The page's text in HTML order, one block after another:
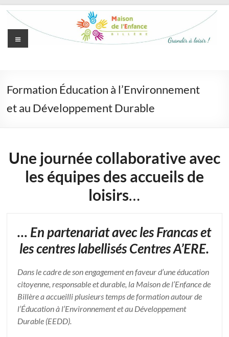
Aller
contenu
l'Enfance
de
Grandir
Menu
Formation Éducation à l’Environnement
et au Développement Durable
Une journée collaborative avec
les équipes des accueils de
loisirs…
… En partenariat avec les Francas et
les centres labellisés Centres A’ERE.
Dans le cadre de son engagement en faveur d’une éducation
citoyenne, responsable et durable, la Maison de l’Enfance de
Billère a accueilli plusieurs temps de formation autour de
l’Éducation à l’Environnement et au Développement
Durable (EEDD).